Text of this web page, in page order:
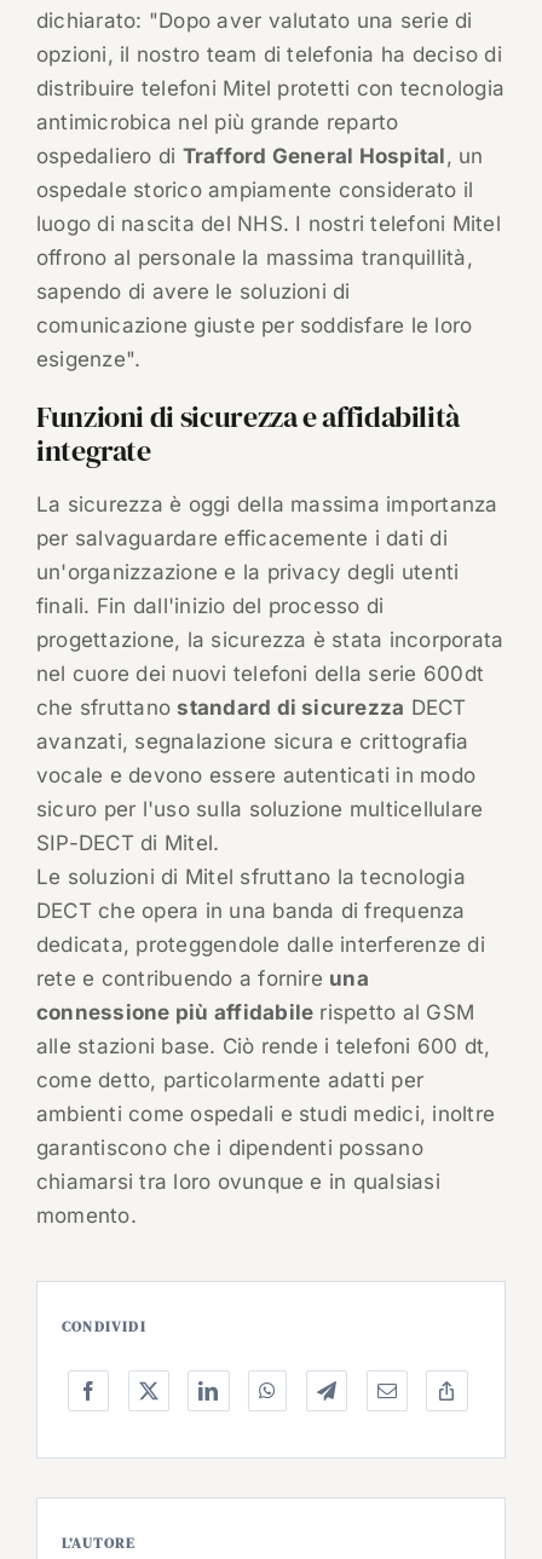
dichiarato: "Dopo aver valutato una serie di
opzioni, il nostro team di telefonia ha deciso di
distribuire telefoni Mitel protetti con tecnologia
antimicrobica nel più grande reparto
ospedaliero di Trafford General Hospital, un
ospedale storico ampiamente considerato il
luogo di nascita del NHS. I nostri telefoni Mitel
offrono al personale la massima tranquillità,
sapendo di avere le soluzioni di
comunicazione giuste per soddisfare le loro
esigenze".
Funzioni di sicurezza e affidabilità
integrate
La sicurezza è oggi della massima importanza
per salvaguardare efficacemente i dati di
un'organizzazione e la privacy degli utenti
finali. Fin dall'inizio del processo di
progettazione, la sicurezza è stata incorporata
nel cuore dei nuovi telefoni della serie 600dt
che sfruttano standard di sicurezza DECT
avanzati, segnalazione sicura e crittografia
vocale e devono essere autenticati in modo
sicuro per l'uso sulla soluzione multicellulare
SIP-DECT di Mitel.
Le soluzioni di Mitel sfruttano la tecnologia
DECT che opera in una banda di frequenza
dedicata, proteggendole dalle interferenze di
rete e contribuendo a fornire una
connessione più affidabile rispetto al GSM
alle stazioni base. Ciò rende i telefoni 600 dt,
come detto, particolarmente adatti per
ambienti come ospedali e studi medici, inoltre
garantiscono che i dipendenti possano
chiamarsi tra loro ovunque e in qualsiasi
momento.
CONDIVIDI
L’AUTORE